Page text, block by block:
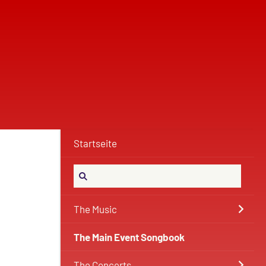
Startseite
The Music
The Main Event Songbook